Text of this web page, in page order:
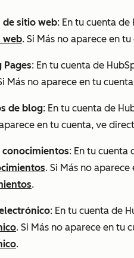
de sitio web: En tu cuenta de
web. Si Más no aparece en
Pages: En tu cuenta de
Más no aparece en tu
de blog: En tu cuenta de
en tu cuenta, ve
conocimientos: En tu cuenta
. Si Más no aparece
.
: En tu cuenta de
. Si Más no aparece en tu
.